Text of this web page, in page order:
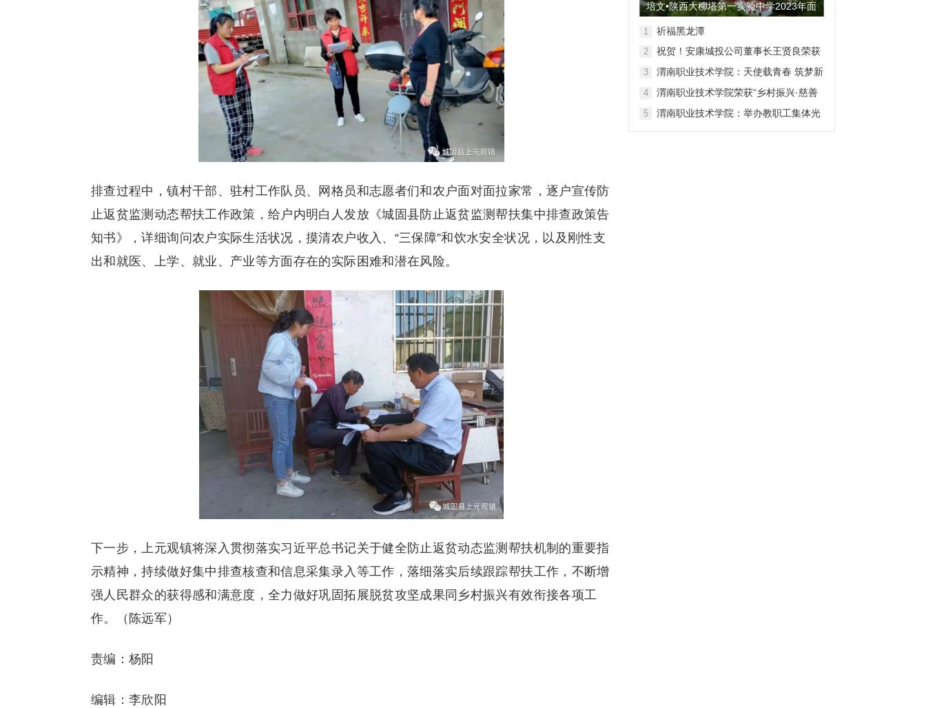
排查过程中，镇村干部、驻村工作队员、网格员和志愿者们和农户面对面拉家常，逐户宣传防
止返贫监测动态帮扶工作政策，给户内明白人发放《城固县防止返贫监测帮扶集中排查政策告
知书》，详细询问农户实际生活状况，摸清农户收入、“三保障”和饮水安全状况，以及刚性支
出和就医、上学、就业、产业等方面存在的实际困难和潜在风险。
下一步，上元观镇将深入贯彻落实习近平总书记关于健全防止返贫动态监测帮扶机制的重要指
示精神，持续做好集中排查核查和信息采集录入等工作，落细落实后续跟踪帮扶工作，不断增
强人民群众的获得感和满意度，全力做好巩固拓展脱贫攻坚成果同乡村振兴有效衔接各项工
作。（陈远军）
责编：杨阳
编辑：李欣阳
培文•陕西大柳塔第一实验中学2023年面
向全国招聘教师启事
1 祈福黑龙潭
2
祝贺！安康城投公司董事长王贤良荣获
3
渭南职业技术学院：天使载青春 筑梦新
4
渭南职业技术学院荣获“乡村振兴·慈善
5
渭南职业技术学院：举办教职工集体光